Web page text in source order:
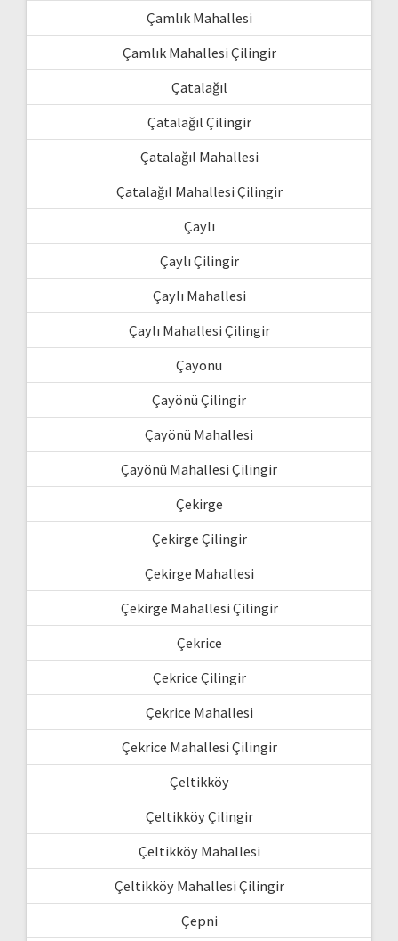
Çamlık Mahallesi
Çamlık Mahallesi Çilingir
Çatalağıl
Çatalağıl Çilingir
Çatalağıl Mahallesi
Çatalağıl Mahallesi Çilingir
Çaylı
Çaylı Çilingir
Çaylı Mahallesi
Çaylı Mahallesi Çilingir
Çayönü
Çayönü Çilingir
Çayönü Mahallesi
Çayönü Mahallesi Çilingir
Çekirge
Çekirge Çilingir
Çekirge Mahallesi
Çekirge Mahallesi Çilingir
Çekrice
Çekrice Çilingir
Çekrice Mahallesi
Çekrice Mahallesi Çilingir
Çeltikköy
Çeltikköy Çilingir
Çeltikköy Mahallesi
Çeltikköy Mahallesi Çilingir
Çepni